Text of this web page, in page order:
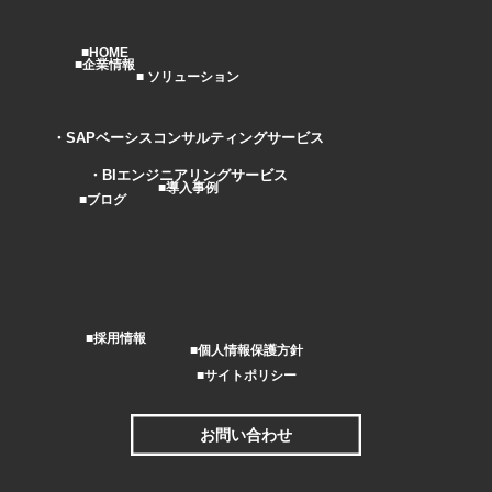
HOME
企業情報
ソリューション
SAPベーシスコンサルティングサービス
BIエンジニアリングサービス
導入事例
ブログ
採用情報
個人情報保護方針
サイトポリシー
お問い合わせ